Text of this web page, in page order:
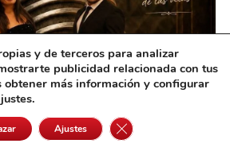
vivirá una noche
bajo la luz de las velas
y de terceros para analizar
publicidad relacionada con tus
obtener más información y configurar
Ajustes Cerrar el banner de